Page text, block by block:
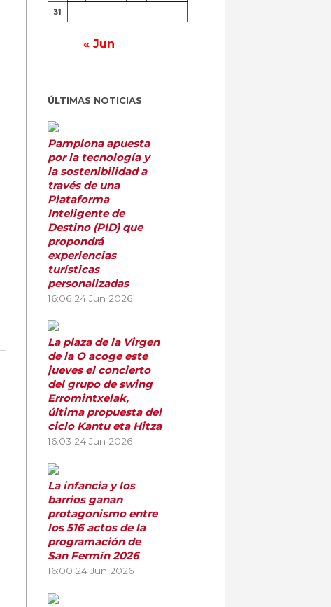
31
« Jun
ÚLTIMAS NOTICIAS
Pamplona apuesta
por la tecnología y
la sostenibilidad a
través de una
Plataforma
Inteligente de
Destino (PID) que
propondrá
experiencias
turísticas
personalizadas
16:06 24 Jun 2026
La plaza de la Virgen
de la O acoge este
jueves el concierto
del grupo de swing
Erromintxelak,
última propuesta del
ciclo Kantu eta Hitza
16:03 24 Jun 2026
La infancia y los
barrios ganan
protagonismo entre
los 516 actos de la
programación de
San Fermín 2026
16:00 24 Jun 2026